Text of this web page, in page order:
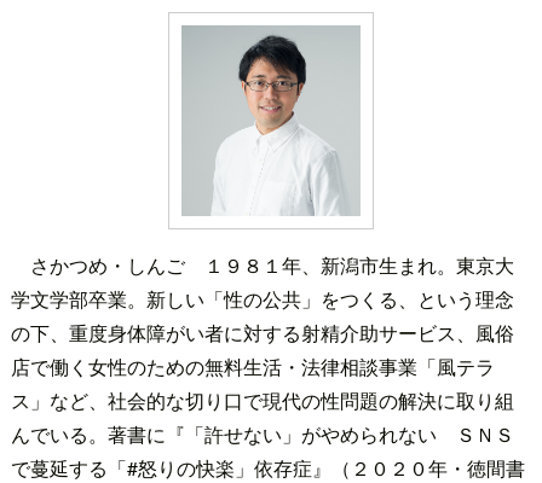
さかつめ・しんご １９８１年、新潟市生まれ。東京大
学文学部卒業。新しい「性の公共」をつくる、という理念
の下、重度身体障がい者に対する射精介助サービス、風俗
店で働く女性のための無料生活・法律相談事業「風テラ
ス」など、社会的な切り口で現代の性問題の解決に取り組
んでいる。著書に『「許せない」がやめられない ＳＮＳ
で蔓延する「#怒りの快楽」依存症』（２０２０年・徳間書